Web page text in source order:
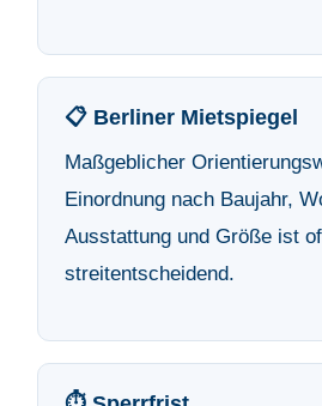
📋 Berliner Mietspiegel
Maßgeblicher
Einordnung nach Baujahr,
Ausstattung und Größe ist
streitentscheidend.